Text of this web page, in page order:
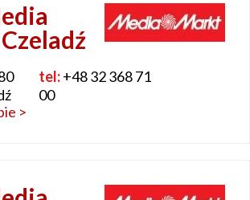
tel:+48 32 368 71
00
>